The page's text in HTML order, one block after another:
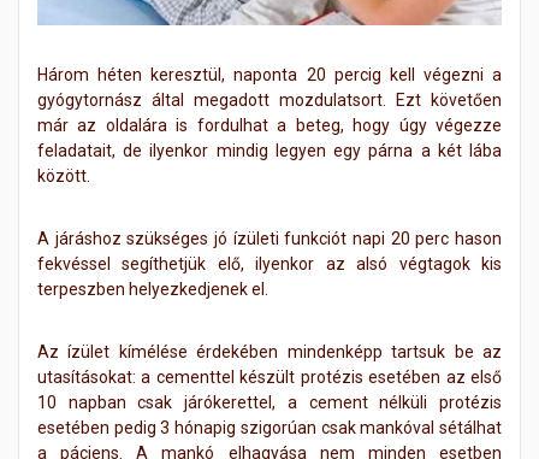
Három héten keresztül, naponta 20 percig kell végezni a
gyógytornász által megadott mozdulatsort. Ezt követően
már az oldalára is fordulhat a beteg, hogy úgy végezze
feladatait, de ilyenkor mindig legyen egy párna a két lába
között.
A járáshoz szükséges jó ízületi funkciót napi 20 perc hason
fekvéssel segíthetjük elő, ilyenkor az alsó végtagok kis
terpeszben helyezkedjenek el.
Az ízület kímélése érdekében mindenképp tartsuk be az
utasításokat: a cementtel készült protézis esetében az első
10 napban csak járókerettel, a cement nélküli protézis
esetében pedig 3 hónapig szigorúan csak mankóval sétálhat
a páciens. A mankó elhagyása nem minden esetben